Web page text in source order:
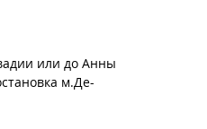
или до Анны
м.Де-